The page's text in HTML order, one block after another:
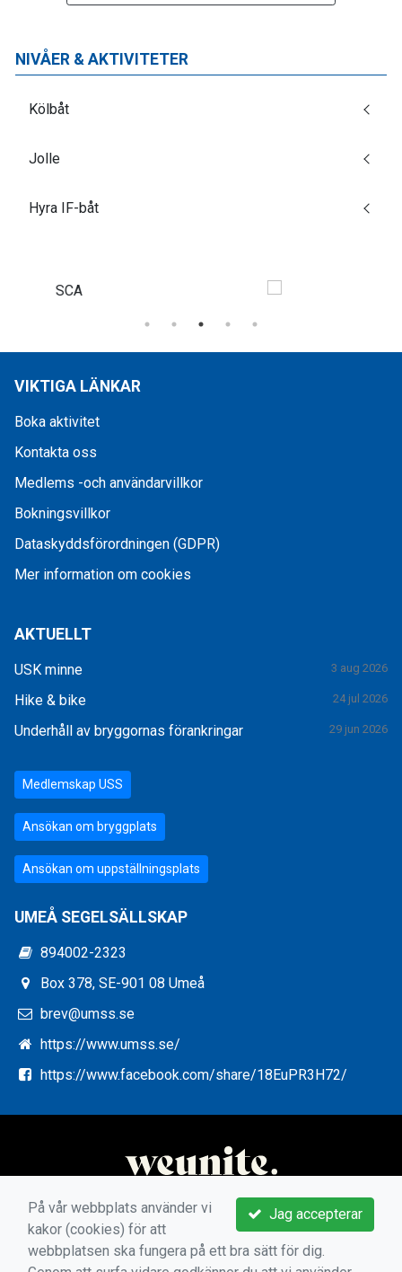
NIVÅER & AKTIVITETER
Kölbåt
Jolle
Hyra IF-båt
VIKTIGA LÄNKAR
Boka aktivitet
Kontakta oss
Medlems -och användarvillkor
Bokningsvillkor
Dataskyddsförordningen (GDPR)
Mer information om cookies
AKTUELLT
USK minne 3 aug 2026
Hike & bike 24 jul 2026
Underhåll av bryggornas förankringar 29 jun 2026
Medlemskap USS
Ansökan om bryggplats
Ansökan om uppställningsplats
UMEÅ SEGELSÄLLSKAP
894002-2323
Box 378, SE-901 08 Umeå
brev@umss.se
https://www.umss.se/
https://www.facebook.com/share/18EuPR3H72/
Jag accepterar
På vår webbplats använder vi
kakor (cookies) för att
webbplatsen ska fungera på ett bra sätt för dig.